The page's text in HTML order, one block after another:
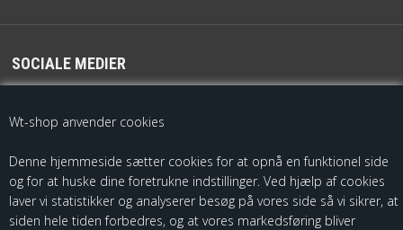
Wt-shop anvender cookies
Denne hjemmeside sætter cookies for at opnå en funktionel side
og for at huske dine foretrukne indstillinger. Ved hjælp af cookies
laver vi statistikker og analyserer besøg på vores side så vi sikrer, at
siden hele tiden forbedres, og at vores markedsføring bliver
SOCIALE MEDIER